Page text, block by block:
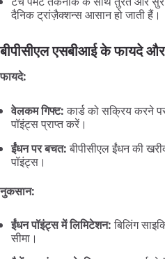
दैनिक ट्रांज़ैक्शन्स आसान हो जाती हैं।
बीपीसीएल एसबीआई के फायदे
फायदे:
वेलकम गिफ्ट: कार्ड को सक्रिय करने
पॉइंट्स प्राप्त करें।
ईंधन पर बचत: बीपीसीएल ईंधन की
पॉइंट्स।
नुकसान:
ईंधन पॉइंट्स में लिमिटेशन: बिलिंग
सीमा।